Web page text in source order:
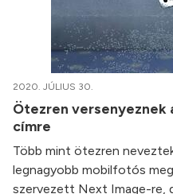
2020. JÚLIUS 30.
Ötezren
címre
Több mint ötezren
legnagyobb mobilfotós
szervezett Next Image-re,